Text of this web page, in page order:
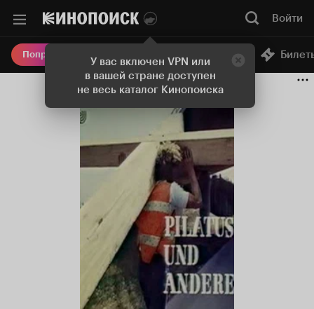
У вас включен VPN или
в вашей стране доступен
не весь каталог Кинопоиска
Войти
Попробовать Плюс Онлайн-кинотеатр